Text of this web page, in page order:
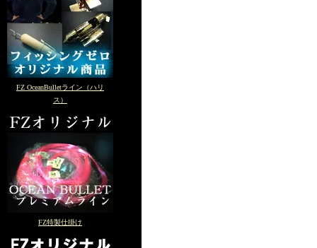
FZ OceanBulletライン（ハリ
ス）
FZ特製仕掛け